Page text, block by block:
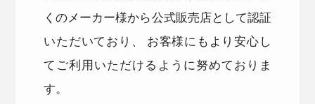
くのメーカー様から公式販売店として認証
いただいており、 お客様にもより安心し
てご利用いただけるように努めておりま
す。